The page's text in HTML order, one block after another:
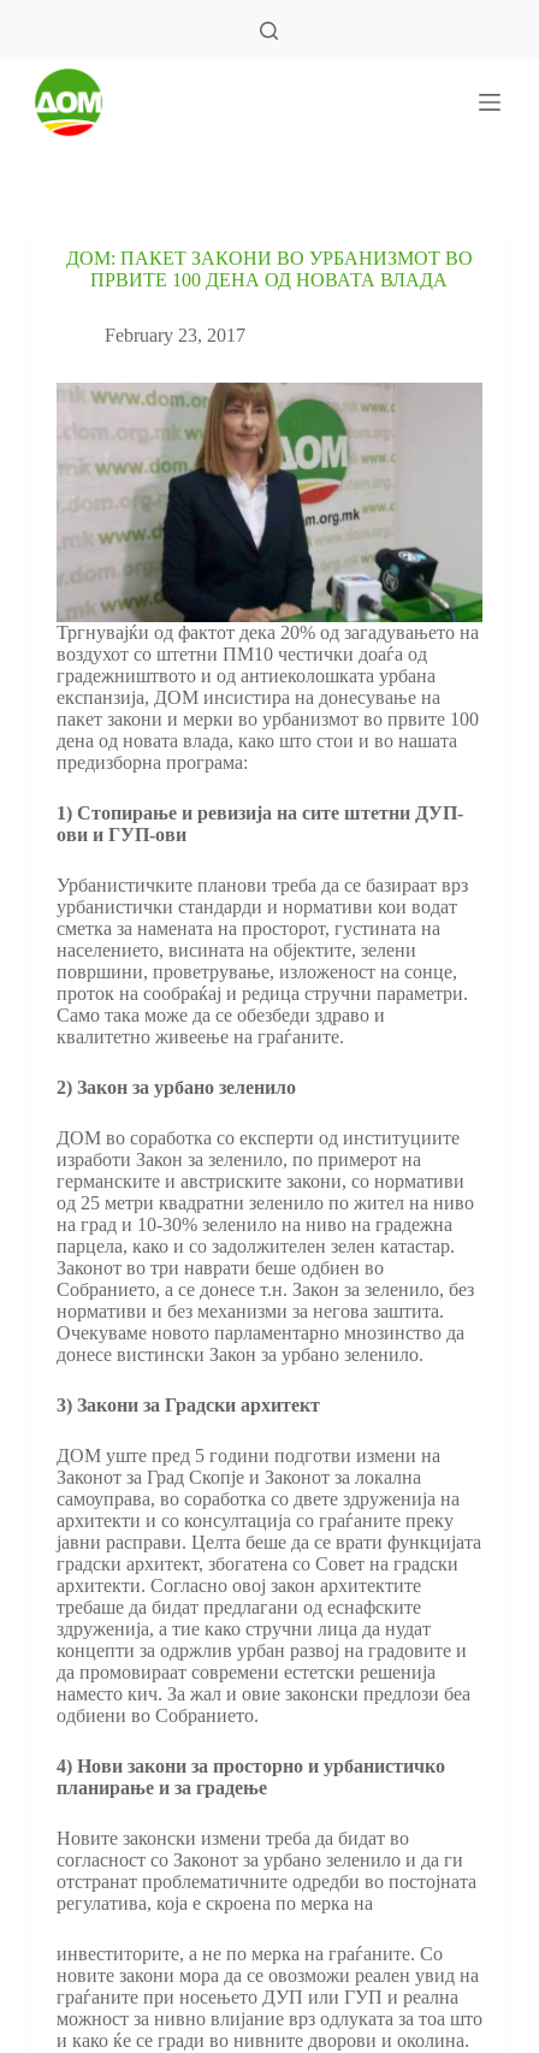
ДОМ: ПАКЕТ ЗАКОНИ ВО УРБАНИЗМОТ ВО
ПРВИТЕ 100 ДЕНА ОД НОВАТА ВЛАДА
February 23, 2017
Тргнувајќи од фактот дека 20% од загадувањето на
воздухот со штетни ПМ10 честички доаѓа од
градежништвото и од антиеколошката урбана
експанзија, ДОМ инсистира на донесување на
пакет закони и мерки во урбанизмот во првите 100
дена од новата влада, како што стои и во нашата
предизборна програма:
1) Стопирање и ревизија на сите штетни ДУП-
ови и ГУП-ови
Урбанистичките планови треба да се базираат врз
урбанистички стандарди и нормативи кои водат
сметка за намената на просторот, густината на
населението, висината на објектите, зелени
површини, проветрување, изложеност на сонце,
проток на сообраќај и редица стручни параметри.
Само така може да се обезбеди здраво и
квалитетно живеење на граѓаните.
2) Закон за урбано зеленило
ДОМ во соработка со експерти од институциите
изработи Закон за зеленило, по примерот на
германските и австриските закони, со нормативи
од 25 метри квадратни зеленило по жител на ниво
на град и 10-30% зеленило на ниво на градежна
парцела, како и со задолжителен зелен катастар.
Законот во три наврати беше одбиен во
Собранието, а се донесе т.н. Закон за зеленило, без
нормативи и без механизми за негова заштита.
Очекуваме новото парламентарно мнозинство да
донесе вистински Закон за урбано зеленило.
3) Закони за Градски архитект
ДОМ уште пред 5 години подготви измени на
Законот за Град Скопје и Законот за локална
самоуправа, во соработка со двете здруженија на
архитекти и со консултација со граѓаните преку
јавни расправи. Целта беше да се врати функцијата
градски архитект, збогатена со Совет на градски
архитекти. Согласно oвој закон архитектите
требаше да бидат предлагани од еснафските
здруженија, а тие како стручни лица да нудат
концепти за одржлив урбан развој на градовите и
да промовираат современи естетски решенија
наместо кич. За жал и овие законски предлози беа
одбиени во Собранието.
4) Нови закони за просторно и урбанистичко
планирање и за градење
Новите законски измени треба да бидат во
согласност со Законот за урбано зеленило и да ги
отстранат проблематичните одредби во постојната
регулатива, која е скроена по мерка на
инвеститорите, а не по мерка на граѓаните. Со
новите закони мора да се овозможи реален увид на
граѓаните при носењето ДУП или ГУП и реална
можност за нивно влијание врз одлуката за тоа што
и како ќе се гради во нивните дворови и околина.